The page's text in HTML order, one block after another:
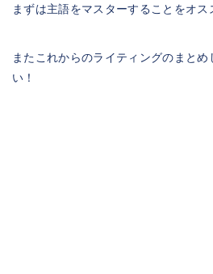
まずは主語をマスターすることをオス
またこれからのライティングのまと
い！